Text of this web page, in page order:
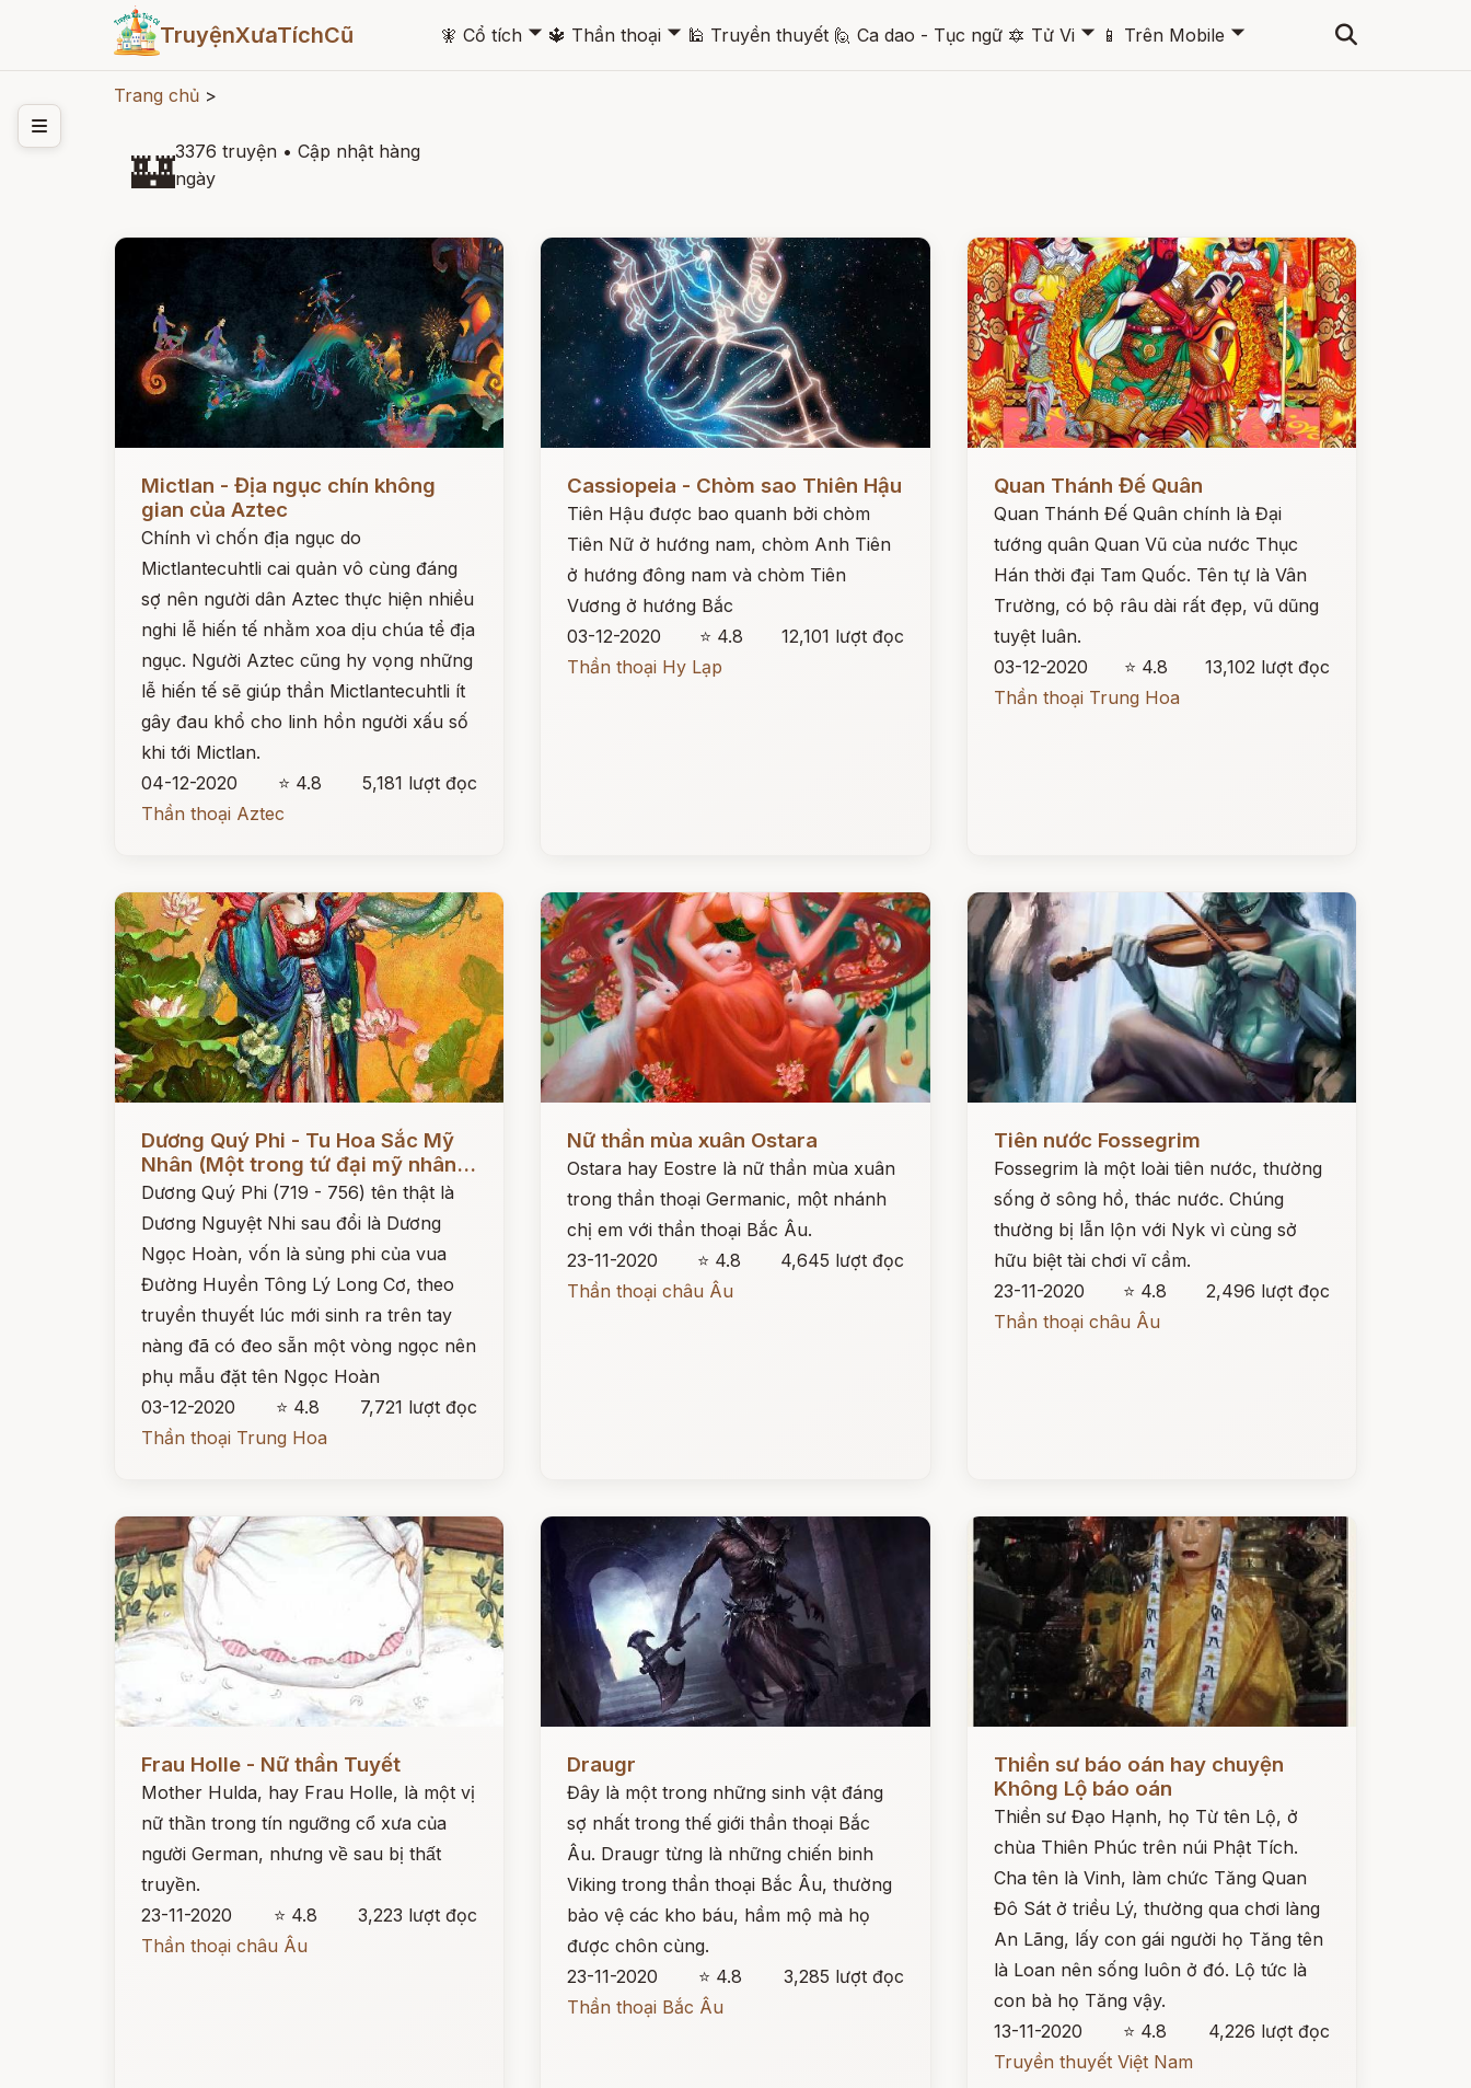
TruyệnXưaTíchCũ 🧚 Cổ tích 🞃 🔱 Thần thoại 🞃 🕌 Truyền thuyết 🙋 Ca dao - Tục ngữ 🔯 Tử Vi 🞃 📱 Trên Mobile 🞃
Trang chủ >
🏰3376 truyện • Cập nhật hàng
ngày
Mictlan - Địa ngục chín không
gian của Aztec
Chính vì chốn địa ngục do
Mictlantecuhtli cai quản vô cùng đáng
sợ nên người dân Aztec thực hiện nhiều
nghi lễ hiến tế nhằm xoa dịu chúa tể địa
ngục. Người Aztec cũng hy vọng những
lễ hiến tế sẽ giúp thần Mictlantecuhtli ít
gây đau khổ cho linh hồn người xấu số
khi tới Mictlan.
04-12-2020
⭐ 4.8
5,181 lượt đọc
Thần thoại Aztec
Cassiopeia - Chòm sao Thiên Hậu
Tiên Hậu được bao quanh bởi chòm
Tiên Nữ ở hướng nam, chòm Anh Tiên
ở hướng đông nam và chòm Tiên
Vương ở hướng Bắc
03-12-2020
⭐ 4.8
12,101 lượt đọc
Thần thoại Hy Lạp
Quan Thánh Đế Quân
Quan Thánh Đế Quân chính là Đại
tướng quân Quan Vũ của nước Thục
Hán thời đại Tam Quốc. Tên tự là Vân
Trường, có bộ râu dài rất đẹp, vũ dũng
tuyệt luân.
03-12-2020
⭐ 4.8
13,102 lượt đọc
Thần thoại Trung Hoa
Dương Quý Phi - Tu Hoa Sắc Mỹ
Nhân (Một trong tứ đại mỹ nhân...
Dương Quý Phi (719 - 756) tên thật là
Dương Nguyệt Nhi sau đổi là Dương
Ngọc Hoàn, vốn là sủng phi của vua
Đường Huyền Tông Lý Long Cơ, theo
truyền thuyết lúc mới sinh ra trên tay
nàng đã có đeo sẵn một vòng ngọc nên
phụ mẫu đặt tên Ngọc Hoàn
03-12-2020
⭐ 4.8
7,721 lượt đọc
Thần thoại Trung Hoa
Nữ thần mùa xuân Ostara
Ostara hay Eostre là nữ thần mùa xuân
trong thần thoại Germanic, một nhánh
chị em với thần thoại Bắc Âu.
23-11-2020
⭐ 4.8
4,645 lượt đọc
Thần thoại châu Âu
Tiên nước Fossegrim
Fossegrim là một loài tiên nước, thường
sống ở sông hồ, thác nước. Chúng
thường bị lẫn lộn với Nyk vì cùng sở
hữu biệt tài chơi vĩ cầm.
23-11-2020
⭐ 4.8
2,496 lượt đọc
Thần thoại châu Âu
Frau Holle - Nữ thần Tuyết
Mother Hulda, hay Frau Holle, là một vị
nữ thần trong tín ngưỡng cổ xưa của
người German, nhưng về sau bị thất
truyền.
23-11-2020
⭐ 4.8
3,223 lượt đọc
Thần thoại châu Âu
Draugr
Đây là một trong những sinh vật đáng
sợ nhất trong thế giới thần thoại Bắc
Âu. Draugr từng là những chiến binh
Viking trong thần thoại Bắc Âu, thường
bảo vệ các kho báu, hầm mộ mà họ
được chôn cùng.
23-11-2020
⭐ 4.8
3,285 lượt đọc
Thần thoại Bắc Âu
Đọc ngay
Thiền sư báo oán hay chuyện
Không Lộ báo oán
Thiền sư Đạo Hạnh, họ Từ tên Lộ, ở
chùa Thiên Phúc trên núi Phật Tích.
Cha tên là Vinh, làm chức Tăng Quan
Đô Sát ở triều Lý, thường qua chơi làng
An Lãng, lấy con gái người họ Tăng tên
là Loan nên sống luôn ở đó. Lộ tức là
con bà họ Tăng vậy.
13-11-2020
⭐ 4.8
4,226 lượt đọc
Truyền thuyết Việt Nam